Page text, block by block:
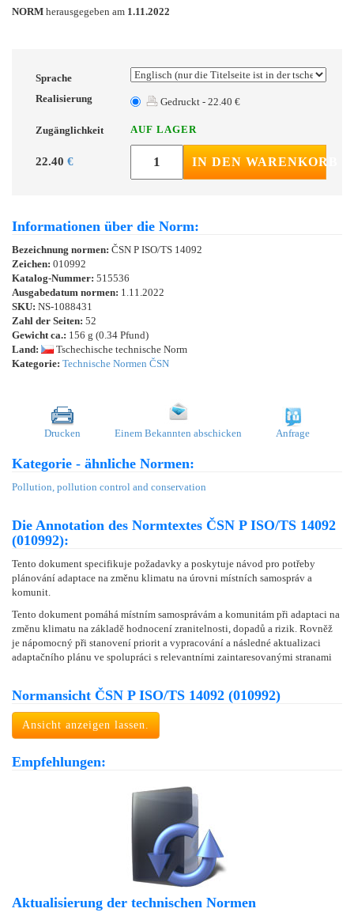
NORM herausgegeben am 1.11.2022
Sprache
Realisierung
Gedruckt - 22.40 €
Zugänglichkeit AUF LAGER
22.40 € IN DEN WARENKORB
Informationen über die Norm:
Bezeichnung normen: ČSN P ISO/TS 14092
Zeichen: 010992
Katalog-Nummer: 515536
Ausgabedatum normen: 1.11.2022
SKU: NS-1088431
Zahl der Seiten: 52
Gewicht ca.: 156 g (0.34 Pfund)
Land:
Tschechische technische Norm
Kategorie: Technische Normen ČSN
Drucken Einem Bekannten abschicken Anfrage
Kategorie - ähnliche Normen:
Pollution, pollution control and conservation
Die Annotation des Normtextes ČSN P ISO/TS 14092
(010992):
Tento dokument specifikuje požadavky a poskytuje návod pro potřeby
plánování adaptace na změnu klimatu na úrovni místních samospráv a
komunit.
Tento dokument pomáhá místním samosprávám a komunitám při adaptaci na
změnu klimatu na základě hodnocení zranitelnosti, dopadů a rizik. Rovněž
je nápomocný při stanovení priorit a vypracování a následné aktualizaci
adaptačního plánu ve spolupráci s relevantními zaintaresovanými stranami
Normansicht ČSN P ISO/TS 14092 (010992)
Ansicht anzeigen lassen.
Empfehlungen:
Aktualisierung der technischen Normen